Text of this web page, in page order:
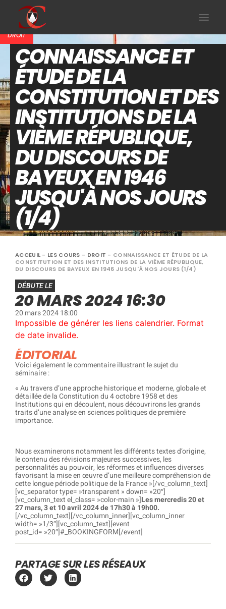
DROIT
CONNAISSANCE ET
ÉTUDE DE LA
CONSTITUTION ET DES
INSTITUTIONS DE LA
VIÈME RÉPUBLIQUE,
DU DISCOURS DE
BAYEUX EN 1946
JUSQU'À NOS JOURS
(1/4)
ACCEUIL - LES COURS - DROIT - CONNAISSANCE ET ÉTUDE DE LA
CONSTITUTION ET DES INSTITUTIONS DE LA VIÈME RÉPUBLIQUE,
DU DISCOURS DE BAYEUX EN 1946 JUSQU'À NOS JOURS (1/4)
ÉDITORIAL
Voici également le commentaire illustrant le sujet du
séminaire :
« Au travers d’une approche historique et moderne, globale et
détaillée de la Constitution du 4 octobre 1958 et des
Institutions qui en découlent, nous découvrirons les grands
traits d’une analyse en sciences politiques de première
importance.
Nous examinerons notamment les différents textes d’origine,
le contenu des révisions majeures successives, les
personnalités au pouvoir, les réformes et influences diverses
favorisant la mise en œuvre d’une meilleure compréhension de
cette longue période politique de la France »[/vc_column_text]
[vc_separator type= »transparent » down= »20″]
[vc_column_text el_class= »color-main »]Les mercredis 20 et
27 mars, 3 et 10 avril 2024 de 17h30 à 19h00.
[/vc_column_text][/vc_column_inner][vc_column_inner
width= »1/3″][vc_column_text][event
post_id= »20″]#_BOOKINGFORM[/event]
PARTAGE SUR LES RÉSEAUX
DÉBUTE LE
20 MARS 2024 16:30
20 mars 2024 18:00
Impossible de générer les liens calendrier. Format
de date invalide.